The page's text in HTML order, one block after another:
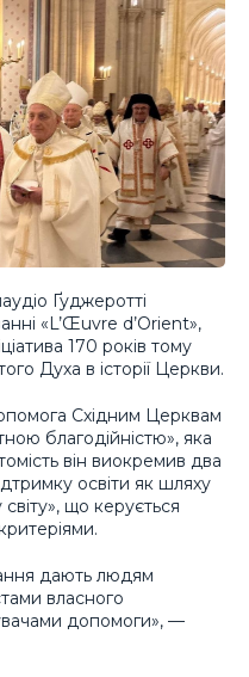
Ґуджеротті
«L’Œuvre d’Orient»,
170 років тому
Духа в історії Церкви.
Східним Церквам
благодійністю», яка
він виокремив два
освіти як шляху
що керується
дають людям
власного
допомоги», —